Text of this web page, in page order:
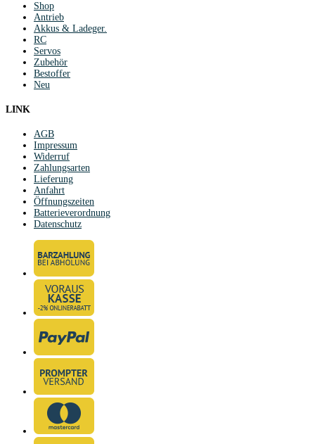
Shop
Antrieb
Akkus & Ladeger.
RC
Servos
Zubehör
Bestoffer
Neu
LINK
AGB
Impressum
Widerruf
Zahlungsarten
Lieferung
Anfahrt
Öffnungszeiten
Batterieverordnung
Datenschutz